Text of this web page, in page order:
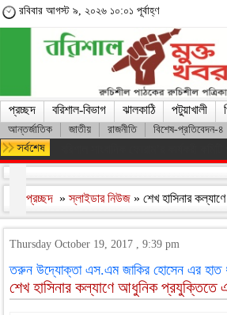
রবিবার আগস্ট ৯, ২০২৬ ১০:০১ পূর্বাহ্ণ
প্রচ্ছদ বরিশাল-বিভাগ ঝালকাঠি পটুয়াখালী
আন্তর্জাতিক জাতীয় রাজনীতি বিশেষ-প্রতিবেদন-৪
প্রচ্ছদ »স্লাইডার নিউজ » শেখ হাসিনার
Thursday October 19, 2017 , 9:39 pm
তরুন উদ্যোক্তা এস.এম জাকির হোসেন এর হাত
শেখ হাসিনার কল্যাণে আধুনিক প্রযুক্তিতে